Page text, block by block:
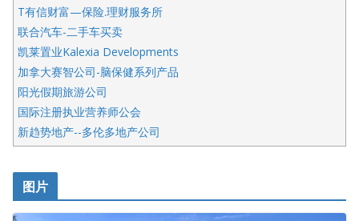
T有信财富—保险.理财服务所
联合汽车-二手车买卖
凯莱置业Kalexia Developments
加拿大赛智公司-脑保健系列产品
阳光假期旅游公司
国际注册执业营养师公会
新趋势地产--多伦多地产公司
呱呱电器
开明车行KS CAR SALES & SERVICE
健健宝公司
皇后金融集团
图片